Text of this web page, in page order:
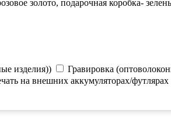
золото, подарочная коробка-
изделия)) Гравировка
на внешних аккумуляторах/футлярах